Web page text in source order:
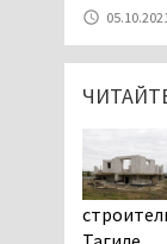
Тагиле
упали на